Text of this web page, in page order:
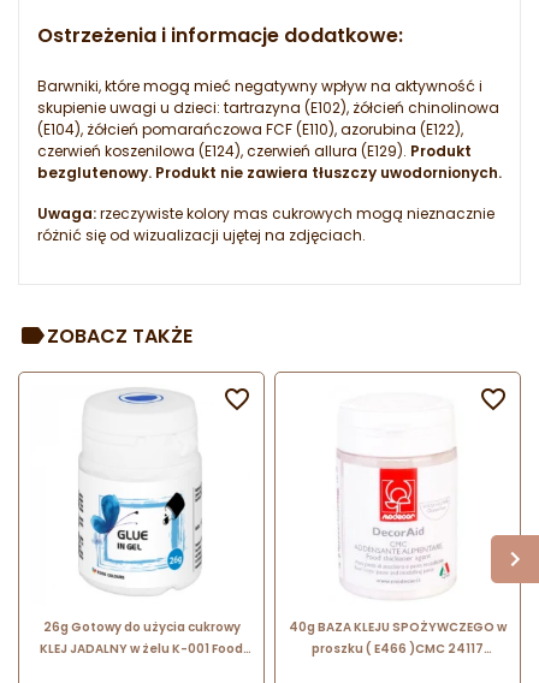
Ostrzeżenia i informacje dodatkowe:
Barwniki, które mogą mieć negatywny wpływ na aktywność i
skupienie uwagi u dzieci: tartrazyna (E102), żółcień chinolinowa
(E104), żółcień pomarańczowa FCF (E110), azorubina (E122),
czerwień koszenilowa (E124), czerwień allura (E129). Produkt
bezglutenowy. Produkt nie zawiera tłuszczy uwodornionych.
Uwaga:rzeczywiste kolory mas cukrowych mogą nieznacznie
różnić się od wizualizacji ujętej na zdjęciach.
ZOBACZ TAKŻE
26g Gotowy do użycia cukrowy
KLEJ JADALNY w żelu K-001 Food

40g BAZA KLEJU SPOŻYWCZEGO w
proszku ( E466 )CMC 24117
